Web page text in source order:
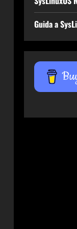
Guida a